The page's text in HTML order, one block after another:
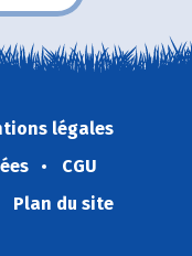
légales
CGU
Plan du site